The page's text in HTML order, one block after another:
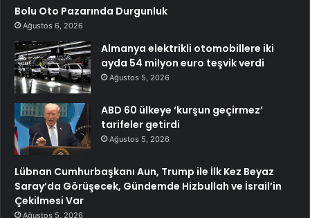
Bolu Oto Pazarında Durgunluk
Ağustos 6, 2026
Almanya elektrikli otomobillere iki
ayda 54 milyon euro teşvik verdi
Ağustos 5, 2026
ABD 60 ülkeye ‘kurşun geçirmez’
tarifeler getirdi
Ağustos 5, 2026
Lübnan Cumhurbaşkanı Aun, Trump ile İlk Kez Beyaz
Saray’da Görüşecek, Gündemde Hizbullah ve İsrail’in
Çekilmesi Var
Ağustos 5, 2026